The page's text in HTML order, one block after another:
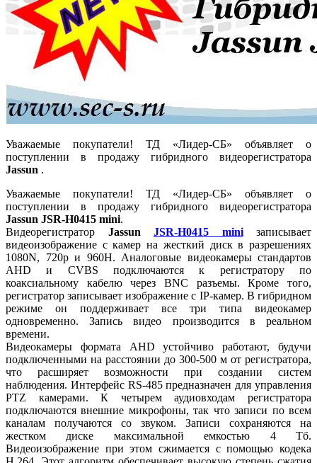
Уважаемые покупатели! ТД «Лидер-СБ» объявляет о
поступлении в продажу гибридного видеорегистратора
Jassun .
Уважаемые покупатели! ТД «Лидер-СБ» объявляет о
поступлении в продажу гибридного видеорегистратора
Jassun JSR-H0415 mini.
Видеорегистратор Jassun JSR-H0415 miniзаписывает
видеоизображение с камер на жесткий диск в разрешениях
1080N, 720p и 960H. Аналоговые видеокамеры стандартов
AHD и CVBS подключаются к регистратору по
коаксиальному кабелю через BNC разъемы. Кроме того,
регистратор записывает изображение с IP-камер. В гибридном
режиме он поддерживает все три типа видеокамер
одновременно. Запись видео производится в реальном
времени.
Видеокамеры формата AHD устойчиво работают, будучи
подключенными на расстоянии до 300-500 м от регистратора,
что расширяет возможности при создании систем
наблюдения. Интерфейс RS-485 предназначен для управления
PTZ камерами. К четырем аудиовходам регистратора
подключаются внешние микрофоны, так что записи по всем
каналам получаются со звуком. Записи сохраняются на
жестком диске максимальной емкостью 4 Тб.
Видеоизображение при этом сжимается с помощью кодека